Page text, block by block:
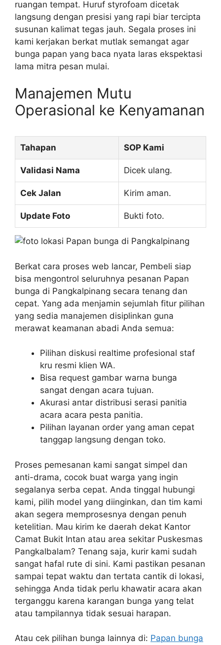
ruangan tempat. Huruf styrofoam dicetak
langsung dengan presisi yang rapi biar tercipta
susunan kalimat tegas jauh. Segala proses ini
kami kerjakan berkat mutlak semangat agar
bunga papan yang baca nyata laras ekspektasi
lama mitra pesan mulai.
Manajemen Mutu
Operasional ke Kenyamanan
Tahapan SOP Kami
Validasi Nama Dicek ulang.
Cek Jalan Kirim aman.
Update Foto Bukti foto.
Berkat cara proses web lancar, Pembeli siap
bisa mengontrol seluruhnya pesanan Papan
bunga di Pangkalpinang secara tenang dan
cepat. Yang ada menjamin sejumlah fitur pilihan
yang sedia manajemen disiplinkan guna
merawat keamanan abadi Anda semua:
Pilihan diskusi realtime profesional staf
kru resmi klien WA.
Bisa request gambar warna bunga
sangat dengan acara tujuan.
Akurasi antar distribusi serasi panitia
acara acara pesta panitia.
Pilihan layanan order yang aman cepat
tanggap langsung dengan toko.
Proses pemesanan kami sangat simpel dan
anti-drama, cocok buat warga yang ingin
segalanya serba cepat. Anda tinggal hubungi
kami, pilih model yang diinginkan, dan tim kami
akan segera memprosesnya dengan penuh
ketelitian. Mau kirim ke daerah dekat Kantor
Camat Bukit Intan atau area sekitar Puskesmas
Pangkalbalam? Tenang saja, kurir kami sudah
sangat hafal rute di sini. Kami pastikan pesanan
sampai tepat waktu dan tertata cantik di lokasi,
sehingga Anda tidak perlu khawatir acara akan
terganggu karena karangan bunga yang telat
atau tampilannya tidak sesuai harapan.
Atau cek pilihan bunga lainnya di: Papan bunga